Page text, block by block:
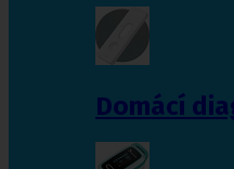
Domácí